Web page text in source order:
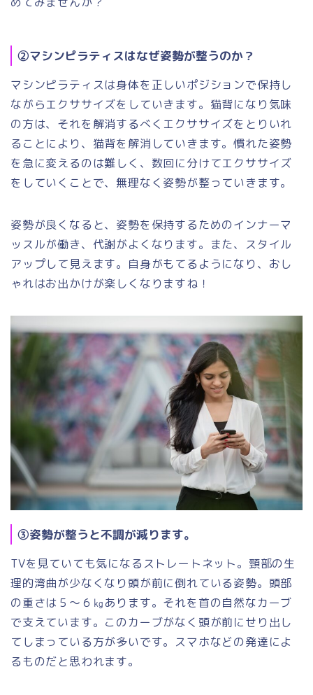
②マシンピラティスはなぜ姿勢が整うのか？
マシンピラティスは身体を正しいポジションで保持し
ながらエクササイズをしていきます。猫背になり気味
の方は、それを解消するべくエクササイズをとりいれ
ることにより、猫背を解消していきます。慣れた姿勢
を急に変えるのは難しく、数回に分けてエクササイズ
をしていくことで、無理なく姿勢が整っていきます。
姿勢が良くなると、姿勢を保持するためのインナーマ
ッスルが働き、代謝がよくなります。また、スタイル
アップして見えます。自身がもてるようになり、おし
ゃれはお出かけが楽しくなりますね！
③姿勢が整うと不調が減ります。
TVを見ていても気になるストレートネット。頸部の生
理的湾曲が少なくなり頭が前に倒れている姿勢。頭部
の重さは５～６㎏あります。それを首の自然なカーブ
で支えています。このカーブがなく頭が前にせり出し
てしまっている方が多いです。スマホなどの発達によ
るものだと思われます。